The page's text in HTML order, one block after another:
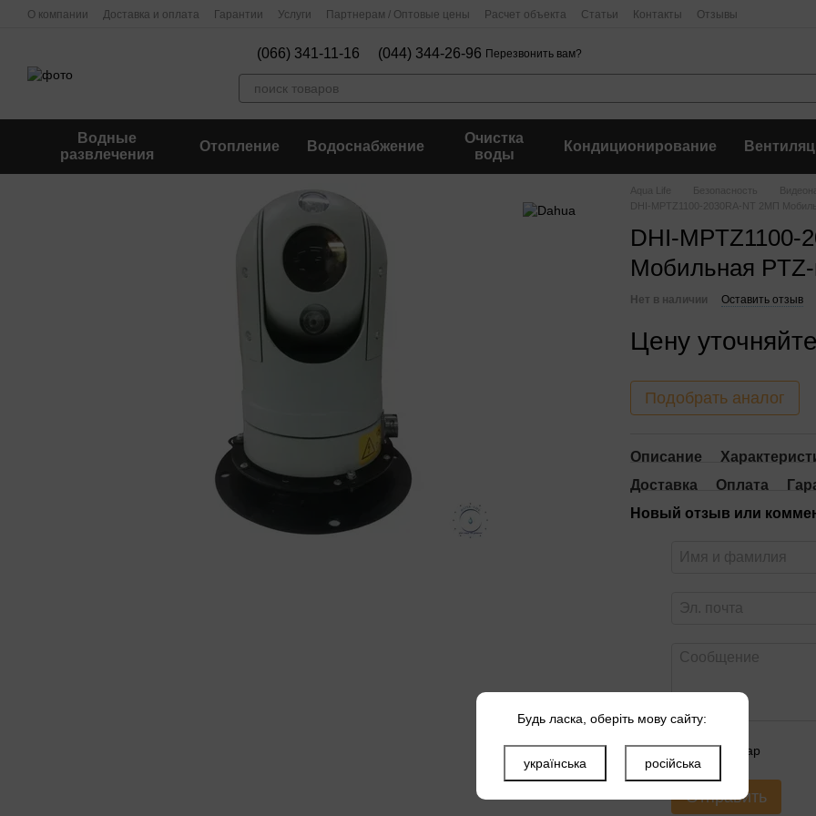
Перейти к основному контенту
О компании Доставка и оплата Гарантии Услуги Партнерам / Оптовые цены Расчет объекта Статьи Контакты Отзывы
(066) 341-11-16 (044) 344-26-96 Перезвонить вам?
Водные
развлечения
Отопление Водоснабжение
Очистка
воды
Кондиционирование
Aqua Life Безопасность
DHI-MPTZ1100-2030RA-NT 2МП
DHI-
Мобильная
Нет в наличии Оставить отзыв
Цену уточняйте
Подобрать аналог
Описание
Доставка
Оплата
Новый отзыв или
Оцените товар
Отправить
Будь ласка, оберіть мову сайту:
українська російська